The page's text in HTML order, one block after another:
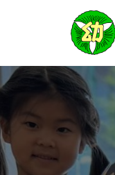
に
キ
ッ
プ